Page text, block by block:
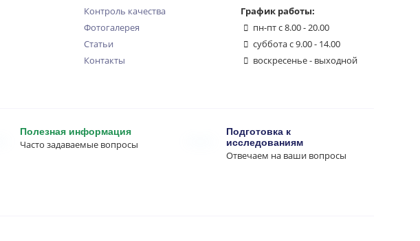
Контроль качества
Фотогалерея
Статьи
Контакты
График работы:
пн-пт с 8.00 - 20.00
суббота с 9.00 - 14.00
воскресенье - выходной
Полезная информация
Часто задаваемые вопросы
Подготовка к
исследованиям
Отвечаем на ваши вопросы